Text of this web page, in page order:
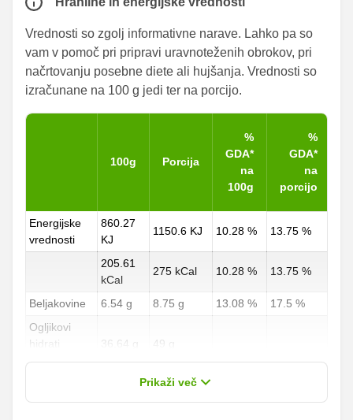
Vrednosti so zgolj informativne narave. Lahko pa so
vam v pomoč pri pripravi uravnoteženih obrokov, pri
načrtovanju posebne diete ali hujšanja. Vrednosti so
izračunane na 100 g jedi ter na porcijo.
100g Porcija
%
GDA*
na
100g
%
GDA*
na
porcijo
Energijske
vrednosti
860.27
KJ
1150.6 KJ 10.28 % 13.75 %
205.61
kCal
275 kCal 10.28 % 13.75 %
Beljakovine 6.54 g 8.75 g 13.08 %
17.5 %
Ogljikovi
hidrati
36.64 g 49 g
1.25 g
13.57 % 18.15 %
Prikaži več